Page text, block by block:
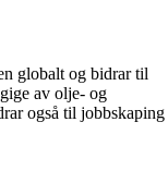
globalt og bidrar til
av olje- og
også til jobbskaping